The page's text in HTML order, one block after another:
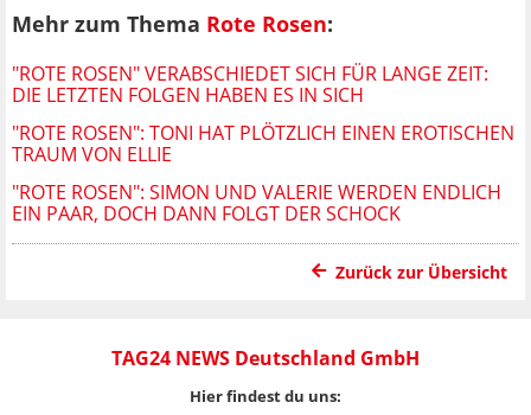
Mehr zum Thema Rote Rosen:
"ROTE ROSEN" VERABSCHIEDET SICH FÜR LANGE ZEIT:
DIE LETZTEN FOLGEN HABEN ES IN SICH
"ROTE ROSEN": TONI HAT PLÖTZLICH EINEN EROTISCHEN
TRAUM VON ELLIE
"ROTE ROSEN": SIMON UND VALERIE WERDEN ENDLICH
EIN PAAR, DOCH DANN FOLGT DER SCHOCK
Zurück zur Übersicht
TAG24 NEWS Deutschland GmbH
Hier findest du uns: